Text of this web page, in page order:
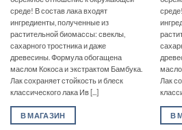
среде! В состав лака входят
ингредиенты, полученные из
растительной биомассы: свеклы,
сахарного тростника и даже
древесины. Формула обогащена
маслом Кокоса и экстрактом Бамбука.
Лак сохраняет стойкость и блеск
классического лака Ив [...]
В МАГАЗИН
Лак
В